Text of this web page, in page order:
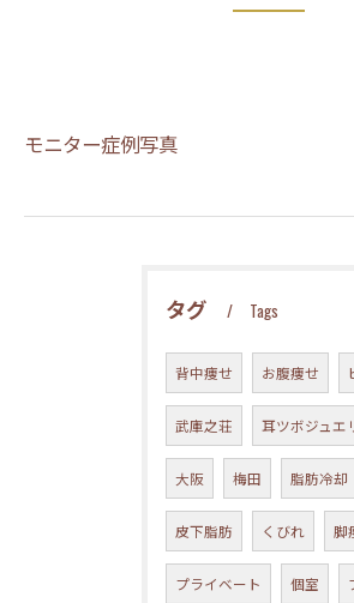
モニター症例写真
タグ Tags
背中痩せ お腹痩せ
武庫之荘 耳ツボジュエ
大阪 梅田 脂肪冷却
皮下脂肪 くびれ 脚
プライベート 個室